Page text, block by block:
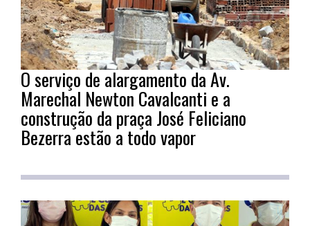
O serviço de alargamento da Av.
Marechal Newton Cavalcanti e a
construção da praça José Feliciano
Bezerra estão a todo vapor